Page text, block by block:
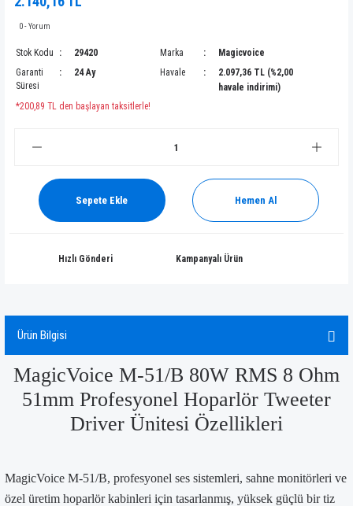
0 - Yorum
Stok Kodu 29420 Marka
Magicvoice
Garanti
Süresi
24 Ay Havale
2.097,36 TL (%2,00
havale indirimi)
*200,89 TL den başlayan taksitlerle!
Sepete Ekle Hemen Al
Hızlı Gönderi Kampanyalı Ürün
Ürün Bilgisi
MagicVoice M-51/B 80W RMS 8 Ohm
51mm Profesyonel Hoparlör Tweeter
Driver Ünitesi Özellikleri
MagicVoice M-51/B, profesyonel ses sistemleri, sahne monitörleri ve
özel üretim hoparlör kabinleri için tasarlanmış, yüksek güçlü bir tiz